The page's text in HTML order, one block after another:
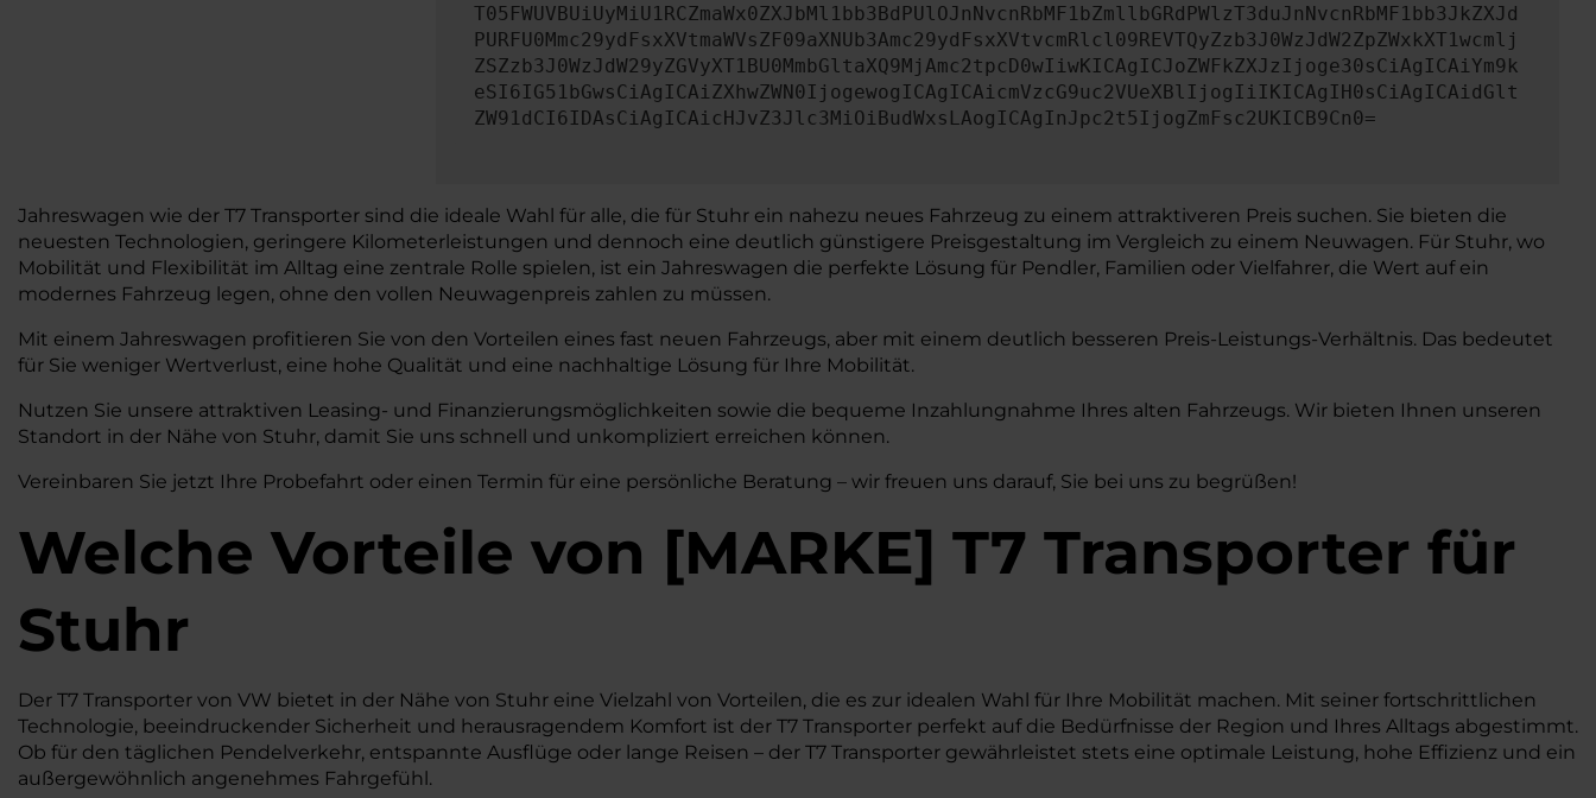
T05FWUVBUiUyMiU1RCZmaWx0ZXJbMl1bb3BdPUlOJnNvcnRbMF1bZmllbGRdPWlzT3duJnNvcnRbMF1bb3JkZXJd
PURFU0Mmc29ydFsxXVtmaWVsZF09aXNUb3Amc29ydFsxXVtvcmRlcl09REVTQyZzb3J0WzJdW2ZpZWxkXT1wcmlj
ZSZzb3J0WzJdW29yZGVyXT1BU0MmbGltaXQ9MjAmc2tpcD0wIiwKICAgICJoZWFkZXJzIjoge30sCiAgICAiYm9k
eSI6IG51bGwsCiAgICAiZXhwZWN0IjogewogICAgICAicmVzcG9uc2VUeXBlIjogIiIKICAgIH0sCiAgICAidGlt
ZW91dCI6IDAsCiAgICAicHJvZ3Jlc3MiOiBudWxsLAogICAgInJpc2t5IjogZmFsc2UKICB9Cn0=
Jahreswagen wie der T7 Transporter sind die ideale Wahl für alle, die für Stuhr ein nahezu neues Fahrzeug zu einem attraktiveren Preis suchen. Sie bieten die
neuesten Technologien, geringere Kilometerleistungen und dennoch eine deutlich günstigere Preisgestaltung im Vergleich zu einem Neuwagen. Für Stuhr, wo
Mobilität und Flexibilität im Alltag eine zentrale Rolle spielen, ist ein Jahreswagen die perfekte Lösung für Pendler, Familien oder Vielfahrer, die Wert auf ein
modernes Fahrzeug legen, ohne den vollen Neuwagenpreis zahlen zu müssen.
Mit einem Jahreswagen profitieren Sie von den Vorteilen eines fast neuen Fahrzeugs, aber mit einem deutlich besseren Preis-Leistungs-Verhältnis. Das bedeutet
für Sie weniger Wertverlust, eine hohe Qualität und eine nachhaltige Lösung für Ihre Mobilität.
Nutzen Sie unsere attraktiven Leasing- und Finanzierungsmöglichkeiten sowie die bequeme Inzahlungnahme Ihres alten Fahrzeugs. Wir bieten Ihnen unseren
Standort in der Nähe von Stuhr, damit Sie uns schnell und unkompliziert erreichen können.
Vereinbaren Sie jetzt Ihre Probefahrt oder einen Termin für eine persönliche Beratung – wir freuen uns darauf, Sie bei uns zu begrüßen!
Welche Vorteile von [MARKE] T7 Transporter für
Stuhr
Der T7 Transporter von VW bietet in der Nähe von Stuhr eine Vielzahl von Vorteilen, die es zur idealen Wahl für Ihre Mobilität machen. Mit seiner fortschrittlichen
Technologie, beeindruckender Sicherheit und herausragendem Komfort ist der T7 Transporter perfekt auf die Bedürfnisse der Region und Ihres Alltags abgestimmt.
Ob für den täglichen Pendelverkehr, entspannte Ausflüge oder lange Reisen – der T7 Transporter gewährleistet stets eine optimale Leistung, hohe Effizienz und ein
außergewöhnlich angenehmes Fahrgefühl.